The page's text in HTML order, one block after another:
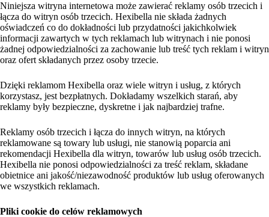
Niniejsza witryna internetowa może zawierać reklamy osób trzecich i
łącza do witryn osób trzecich. Hexibella nie składa żadnych
oświadczeń co do dokładności lub przydatności jakichkolwiek
informacji zawartych w tych reklamach lub witrynach i nie ponosi
żadnej odpowiedzialności za zachowanie lub treść tych reklam i witryn
oraz ofert składanych przez osoby trzecie.
Dzięki reklamom Hexibella oraz wiele witryn i usług, z których
korzystasz, jest bezpłatnych. Dokładamy wszelkich starań, aby
reklamy były bezpieczne, dyskretne i jak najbardziej trafne.
Reklamy osób trzecich i łącza do innych witryn, na których
reklamowane są towary lub usługi, nie stanowią poparcia ani
rekomendacji Hexibella dla witryn, towarów lub usług osób trzecich.
Hexibella nie ponosi odpowiedzialności za treść reklam, składane
obietnice ani jakość/niezawodność produktów lub usług oferowanych
we wszystkich reklamach.
Pliki cookie do celów reklamowych